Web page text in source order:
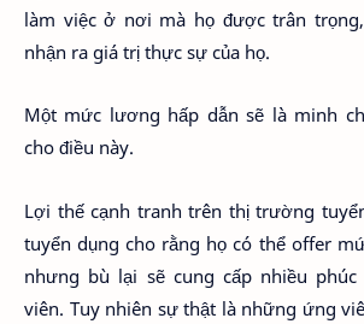
làm việc ở nơi mà họ được trân
nhận ra giá trị thực sự của họ.
Một mức lương hấp dẫn sẽ là minh
cho điều này.
Lợi thế cạnh tranh trên thị trường
tuyển dụng cho rằng họ có thể offer
nhưng bù lại sẽ cung cấp nhiều
viên. Tuy nhiên sự thật là những ứng